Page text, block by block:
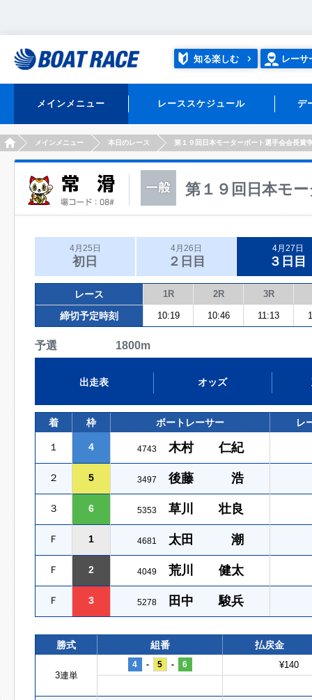
知る楽しむ レーサ
メインメニュー レーススケジュール デ
HOMEメインメニュー 本日のレース 第１９回日本モーターボート選手会会長賞
第１９回日本モ
4月25日
初日
4月26日
２日目
4月27日
３日目
レース 1R 2R 3R
締切予定時刻 10:19 10:46 11:13
予選 1800m
出走表 オッズ
着 枠 ボートレーサー レ
１ 4 4743 木村 仁紀
２ 5 3497 後藤 浩
３ 6 5353 草川 壮良
Ｆ 1 4681 太田 潮
Ｆ 2 4049 荒川 健太
Ｆ 3 5278 田中 駿兵
勝式 組番 払戻金
3連単
4 - 5 - 6 ¥140